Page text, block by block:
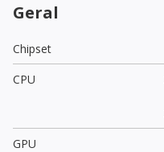
Geral
Chipset
CPU
GPU